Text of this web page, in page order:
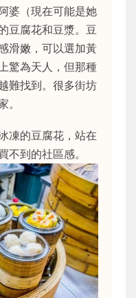
婆（現在可能是她
豆腐花和豆漿。豆
滑嫩，可以選加黃
驚為天人，但那種
難找到。很多街坊
。
凍的豆腐花，站在
不到的社區感。